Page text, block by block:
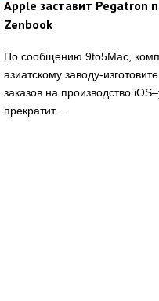
Apple заставит Pegatron
Zenbook
По сообщению 9to5Mac,
азиатскому заводу-
заказов на производство
прекратит …